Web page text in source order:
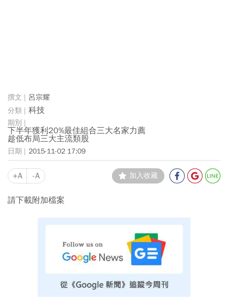
呂宗耀
科技
下半年獲利20%最佳組合三大名家力薦
趁低布局三大主流類股
2015-11-02 17:09
+A -A 加入收藏
請下載附加檔案